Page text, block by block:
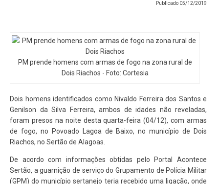
Publicado 05/12/2019
PM prende homens com armas de fogo na zona rural de
Dois Riachos - Foto: Cortesia
Dois homens identificados como Nivaldo Ferreira dos Santos e
Genilson da Silva Ferreira, ambos de idades não reveladas,
foram presos na noite desta quarta-feira (04/12), com armas
de fogo, no Povoado Lagoa de Baixo, no município de Dois
Riachos, no Sertão de Alagoas.
De acordo com informações obtidas pelo Portal Acontece
Sertão, a guarnição de serviço do Grupamento de Polícia Militar
(GPM) do município sertanejo teria recebido uma ligação, onde